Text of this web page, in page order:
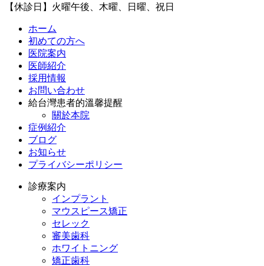
【休診日】火曜午後、木曜、日曜、祝日
ホーム
初めての方へ
医院案内
医師紹介
採用情報
お問い合わせ
給台灣患者的溫馨提醒
關於本院
症例紹介
ブログ
お知らせ
プライバシーポリシー
診療案内
インプラント
マウスピース矯正
セレック
審美歯科
ホワイトニング
矯正歯科